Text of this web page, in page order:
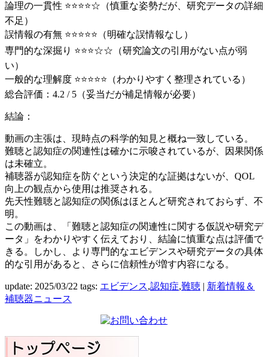
論理の一貫性 ⭐⭐⭐⭐☆（慎重な姿勢だが、研究データの詳細
不足）
誤情報の有無 ⭐⭐⭐⭐⭐（明確な誤情報なし）
専門的な深掘り ⭐⭐⭐☆☆（研究論文の引用がない点が弱
い）
一般的な理解度 ⭐⭐⭐⭐⭐（わかりやすく整理されている）
総合評価：4.2 / 5（妥当だが補足情報が必要）
結論：
動画の主張は、現時点の科学的知見と概ね一致している。
難聴と認知症の関連性は確かに示唆されているが、因果関係
は未確立。
補聴器が認知症を防ぐという決定的な証拠はないが、QOL
向上の観点から使用は推奨される。
先天性難聴と認知症の関係はほとんど研究されておらず、不
明。
この動画は、「難聴と認知症の関連性に関する仮説や研究デ
ータ」をわかりやすく伝えており、結論に慎重な点は評価で
きる。しかし、より専門的なエビデンスや研究データの具体
的な引用があると、さらに信頼性が増す内容になる。
update: 2025/03/22 tags: エビデンス,認知症,難聴 | 新着情報＆
補聴器ニュース